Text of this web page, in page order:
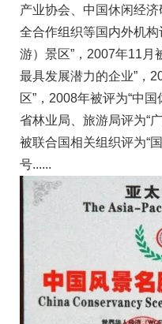
产业协会、中国休闲经
全合作组织等国内外机
游）景区”，2007年11月
最具发展潜力的企业”，
区”，2008年被评为“中
省林业局、旅游局评为“
被联合国相关组织评为“
号......